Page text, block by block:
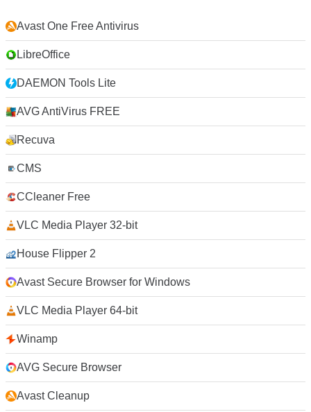
Avast One Free Antivirus
LibreOffice
DAEMON Tools Lite
AVG AntiVirus FREE
Recuva
CMS
CCleaner Free
VLC Media Player 32-bit
House Flipper 2
Avast Secure Browser for Windows
VLC Media Player 64-bit
Winamp
AVG Secure Browser
Avast Cleanup